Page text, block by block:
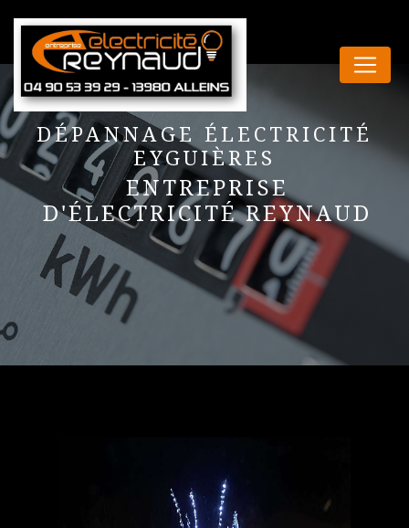
DÉPANNAGE ÉLECTRICITÉ
EYGUIÈRES
ENTREPRISE
D'ÉLECTRICITÉ REYNAUD